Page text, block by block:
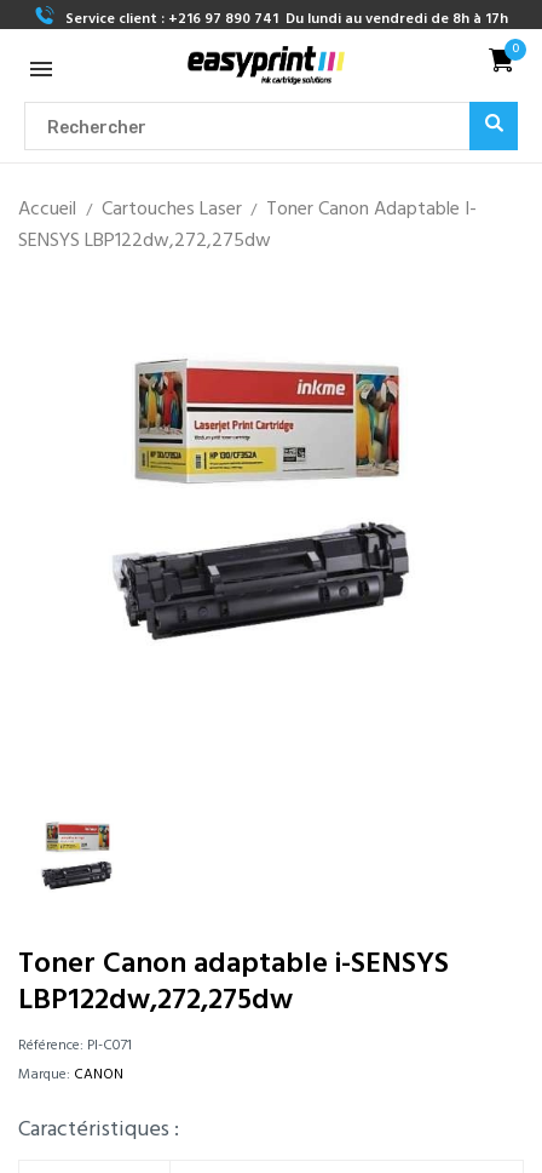
Service client : +216 97 890 741 Du lundi au vendredi de 8h à 17h
0
Accueil Cartouches Laser
Toner Canon Adaptable I-
SENSYS LBP122dw,272,275dw
Toner Canon adaptable i-SENSYS
LBP122dw,272,275dw
Référence: PI-C071
Marque: CANON
Caractéristiques :